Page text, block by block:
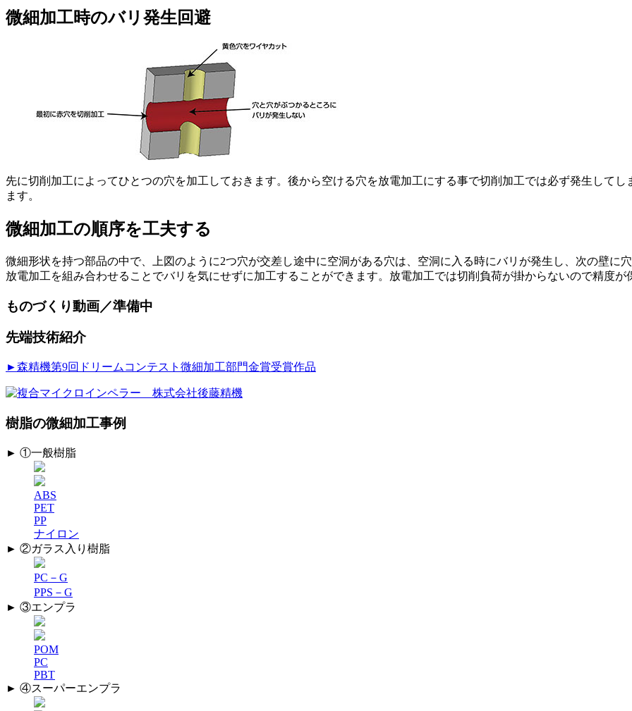
微細加工時のバリ発生回避
先に切削加工によってひとつの穴を加工しておきます。後から空ける穴を放電加工にする事で切削加工では必ず発生して
ます。
微細加工の順序を工夫する
微細形状を持つ部品の中で、上図のように2つ穴が交差し途中に空洞がある穴は、空洞に入る時にバリが発生し、次の壁に
放電加工を組み合わせることでバリを気にせずに加工することができます。放電加工では切削負荷が掛からないので精度が
ものづくり動画／準備中
先端技術紹介
►森精機第9回ドリームコンテスト微細加工部門金賞受賞作品
樹脂の微細加工事例
► ①一般樹脂
ABS
PET
PP
ナイロン
► ②ガラス入り樹脂
PC－G
PPS－G
► ③エンプラ
POM
PC
PBT
► ④スーパーエンプラ